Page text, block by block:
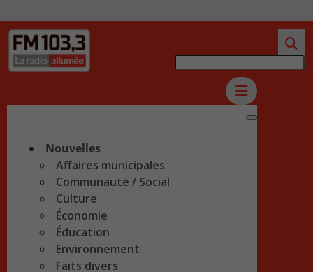
Nouvelles
Affaires municipales
Communauté / Social
Culture
Économie
Éducation
Environnement
Faits divers